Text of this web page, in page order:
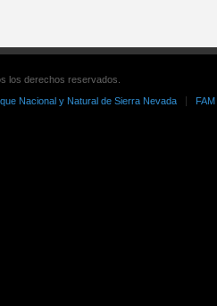
los derechos reservados.
Nacional y Natural de Sierra Nevada FAM